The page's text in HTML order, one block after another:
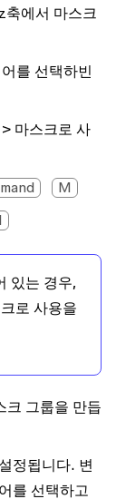
축에서 마스크
를 선택하빈
>마스크로 사
M
있는 경우,
로 사용을
크 그룹을 만듭
정됩니다. 변
를 선택하고